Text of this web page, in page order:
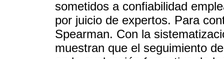
sometidos a confiabilidad
por juicio de expertos. Para
Spearman. Con la
muestran que el seguimiento